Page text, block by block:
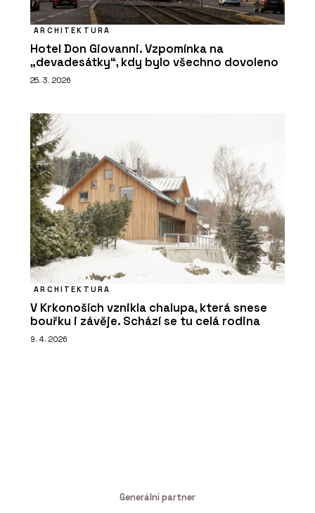
ARCHITEKTURA
Hotel Don Giovanni. Vzpomínka na
„devadesátky“, kdy bylo všechno dovoleno
25. 3. 2026
ARCHITEKTURA
V Krkonoších vznikla chalupa, která snese
bouřku i závěje. Schází se tu celá rodina
9. 4. 2026
Generální partner